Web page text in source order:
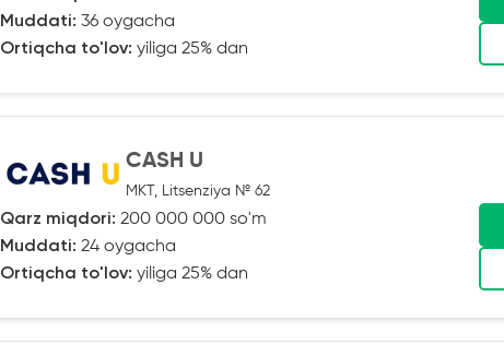
Muddati: 36 oygacha
Ortiqcha to'lov: yiliga 25% dan
CASH U
MKT, Litsenziya № 62
Qarz miqdori: 200 000 000 so'm
Muddati: 24 oygacha
Ortiqcha to'lov: yiliga 25% dan